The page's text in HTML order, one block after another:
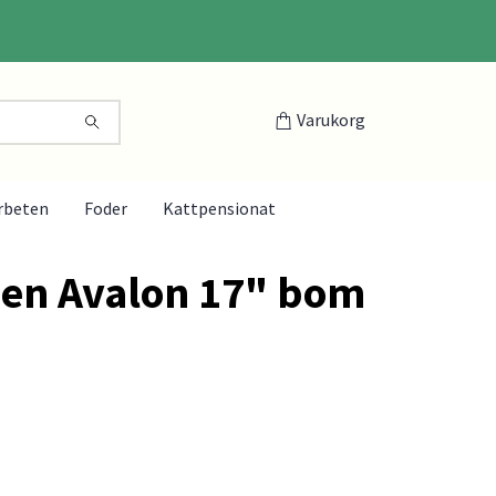
Varukorg
Foder Kattpensionat
Avalon 17" bom